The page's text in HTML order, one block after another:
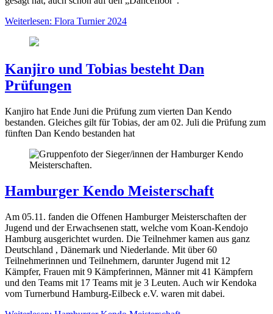
Weiterlesen: Flora Turnier 2024
Kanjiro und Tobias besteht Dan
Prüfungen
Kanjiro hat Ende Juni die Prüfung zum vierten Dan Kendo
bestanden. Gleiches gilt für Tobias, der am 02. Juli die Prüfung zum
fünften Dan Kendo bestanden hat
Hamburger Kendo Meisterschaft
Am 05.11. fanden die Offenen Hamburger Meisterschaften der
Jugend und der Erwachsenen statt, welche vom Koan-Kendojo
Hamburg ausgerichtet wurden. Die Teilnehmer kamen aus ganz
Deutschland , Dänemark und Niederlande. Mit über 60
Teilnehmerinnen und Teilnehmern, darunter Jugend mit 12
Kämpfer, Frauen mit 9 Kämpferinnen, Männer mit 41 Kämpfern
und den Teams mit 17 Teams mit je 3 Leuten. Auch wir Kendoka
vom Turnerbund Hamburg-Eilbeck e.V. waren mit dabei.